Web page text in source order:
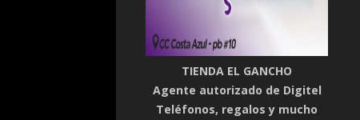
TIENDA EL GANCHO
Agente autorizado de Digitel
Teléfonos, regalos y mucho